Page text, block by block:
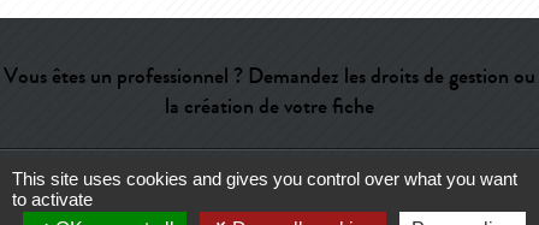
Vous êtes un professionnel ? Demandez les droits de gestion ou
la création de votre fiche
Aide-Contact-Admin-Lexique-CGU-Qui sommes-nous ?-
This site uses cookies and gives you control over what you want
to activate